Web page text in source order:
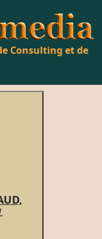
Consulting et de